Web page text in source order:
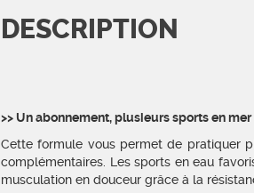
DESCRIPTION
>> Un abonnement, plusieurs sports en mer
Cette formule vous permet de pratiquer
complémentaires. Les sports en eau
musculation en douceur grâce à la